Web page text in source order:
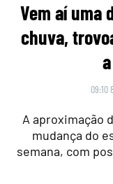
Vem aí uma
chuva,
09:10
A aproximação
mudança do
semana, com